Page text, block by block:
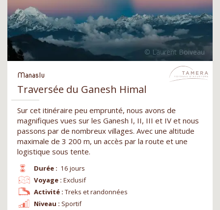
Manaslu
Traversée du Ganesh Himal
Sur cet itinéraire peu emprunté, nous avons de
magnifiques vues sur les Ganesh I, II, III et IV et nous
passons par de nombreux villages. Avec une altitude
maximale de 3 200 m, un accès par la route et une
logistique sous tente.
Durée : 16 jours
Niveau : Sportif
Voyage : Exclusif
Activité : Treks et randonnées